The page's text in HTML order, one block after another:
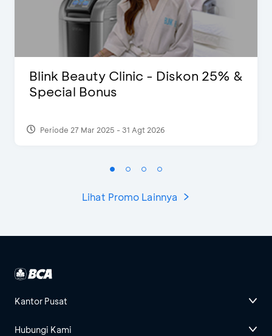
Blink Beauty Clinic - Diskon 25% &
Special Bonus
Periode 27 Mar 2025 - 31 Agt 2026
Lihat Promo Lainnya
Kantor Pusat
Hubungi Kami